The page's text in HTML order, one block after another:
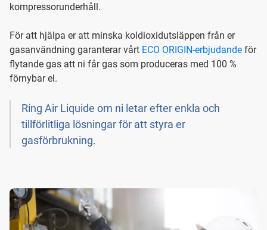
kompressorunderhåll.
För att hjälpa er att minska koldioxidutsläppen från er
gasanvändning garanterar vårt ECO ORIGIN-erbjudande för
flytande gas att ni får gas som produceras med 100 %
förnybar el.
Ring Air Liquide om ni letar efter enkla och
tillförlitliga lösningar för att styra er
gasförbrukning.